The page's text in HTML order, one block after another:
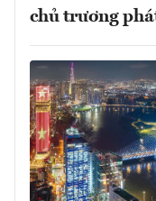
chủ trương